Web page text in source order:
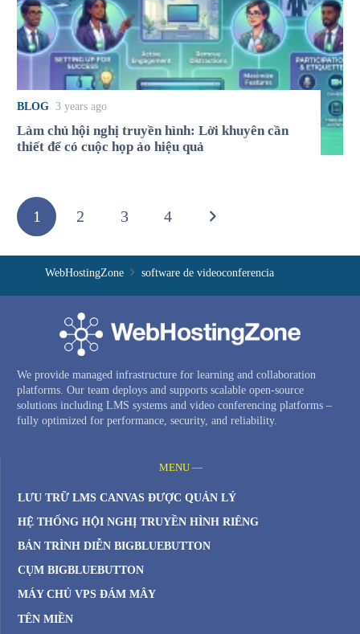
BLOG 3 years ago
Làm chủ hội nghị truyền hình: Lời khuyên cần
thiết để có cuộc họp ảo hiệu quả
1 2 3 4
WebHostingZone software de videoconferencia
We provide managed infrastructure for learning and collaboration
platforms. Our team deploys and supports scalable open-source
solutions including LMS systems and video conferencing platforms –
fully optimized for performance, security, and reliability.
MENU —
LƯU TRỮ LMS CANVAS ĐƯỢC QUẢN LÝ
HỆ THỐNG HỘI NGHỊ TRUYỀN HÌNH RIÊNG
BẢN TRÌNH DIỄN BIGBLUEBUTTON
CỤM BIGBLUEBUTTON
MÁY CHỦ VPS ĐÁM MÂY
TÊN MIỀN